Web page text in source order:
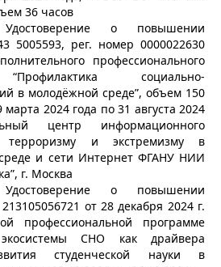
36 часов
о повышении
5005593, рег. номер 0000022630
профессионального
социально-
в молодёжной среде”, объем 150
2024 года по 31 августа 2024
центр информационного
терроризму и экстремизму в
и сети Интернет ФГАНУ НИИ
г. Москва
о повышении
от 28 декабря 2024 г.
профессиональной программе
СНО как драйвера
студенческой науки в